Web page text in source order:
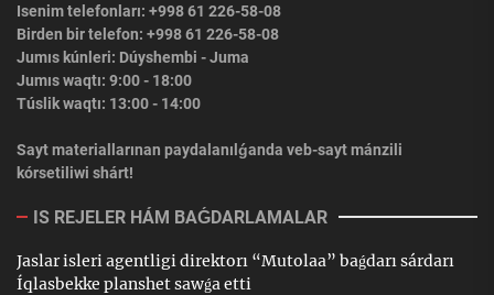
Isenim telefonları: +998 61 226-58-08
Birden bir telefon: +998 61 226-58-08
Jumıs kúnleri: Dúyshembi - Juma
Jumıs waqtı: 9:00 - 18:00
Túslik waqtı: 13:00 - 14:00
Sayt materiallarınan paydalanılǵanda veb-sayt mánzili
kórsetiliwi shárt!
IS REJELER HÁM BAǴDARLAMALAR
Jaslar isleri agentligi direktorı “Mutolaa” baǵdarı sárdarı
Íqlasbekke planshet sawǵa etti